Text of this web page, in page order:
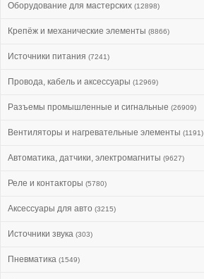
Оборудование для мастерских (12898)
Крепёж и механические элементы (8866)
Источники питания (7241)
Провода, кабель и аксессуары (12969)
Разъемы промышленные и сигнальные (26909)
Вентиляторы и нагревательные элементы (1191)
Автоматика, датчики, электромагниты (9627)
Реле и контакторы (5780)
Аксессуары для авто (3215)
Источники звука (303)
Пневматика (1549)